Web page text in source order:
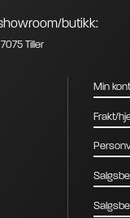
butikk:
Tiller
Min
Frakt/